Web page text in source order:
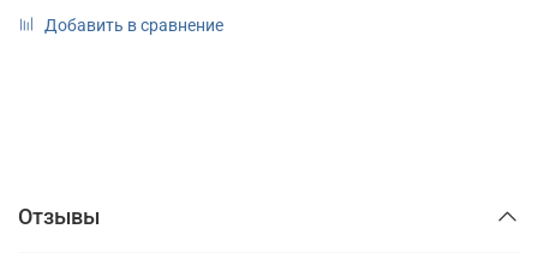
Добавить в сравнение
Отзывы